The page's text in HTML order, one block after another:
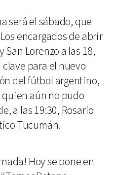
será el sábado, que
encargados de abrir
San Lorenzo a las 18,
para el nuevo
del fútbol argentino,
aún no pudo
a las 19:30, Rosario
Tucumán.
Hoy se pone en